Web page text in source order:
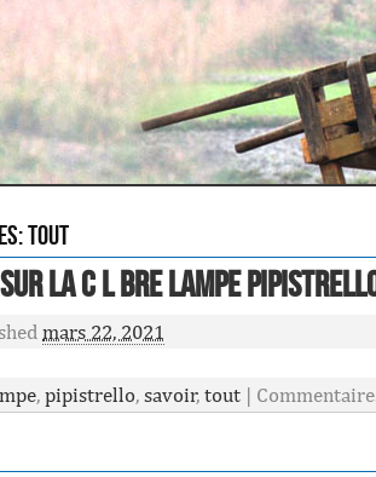
tout
La C L Bre Lampe
mars 22, 2021
, pipistrello, savoir, tout |